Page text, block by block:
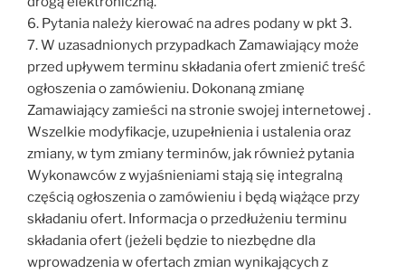
6. Pytania należy kierować na adres podany w pkt 3.
7. W uzasadnionych przypadkach Zamawiający może
przed upływem terminu składania ofert zmienić treść
ogłoszenia o zamówieniu. Dokonaną zmianę
Zamawiający zamieści na stronie swojej internetowej .
Wszelkie modyfikacje, uzupełnienia i ustalenia oraz
zmiany, w tym zmiany terminów, jak również pytania
Wykonawców z wyjaśnieniami stają się integralną
częścią ogłoszenia o zamówieniu i będą wiążące przy
składaniu ofert. Informacja o przedłużeniu terminu
składania ofert (jeżeli będzie to niezbędne dla
wprowadzenia w ofertach zmian wynikających z